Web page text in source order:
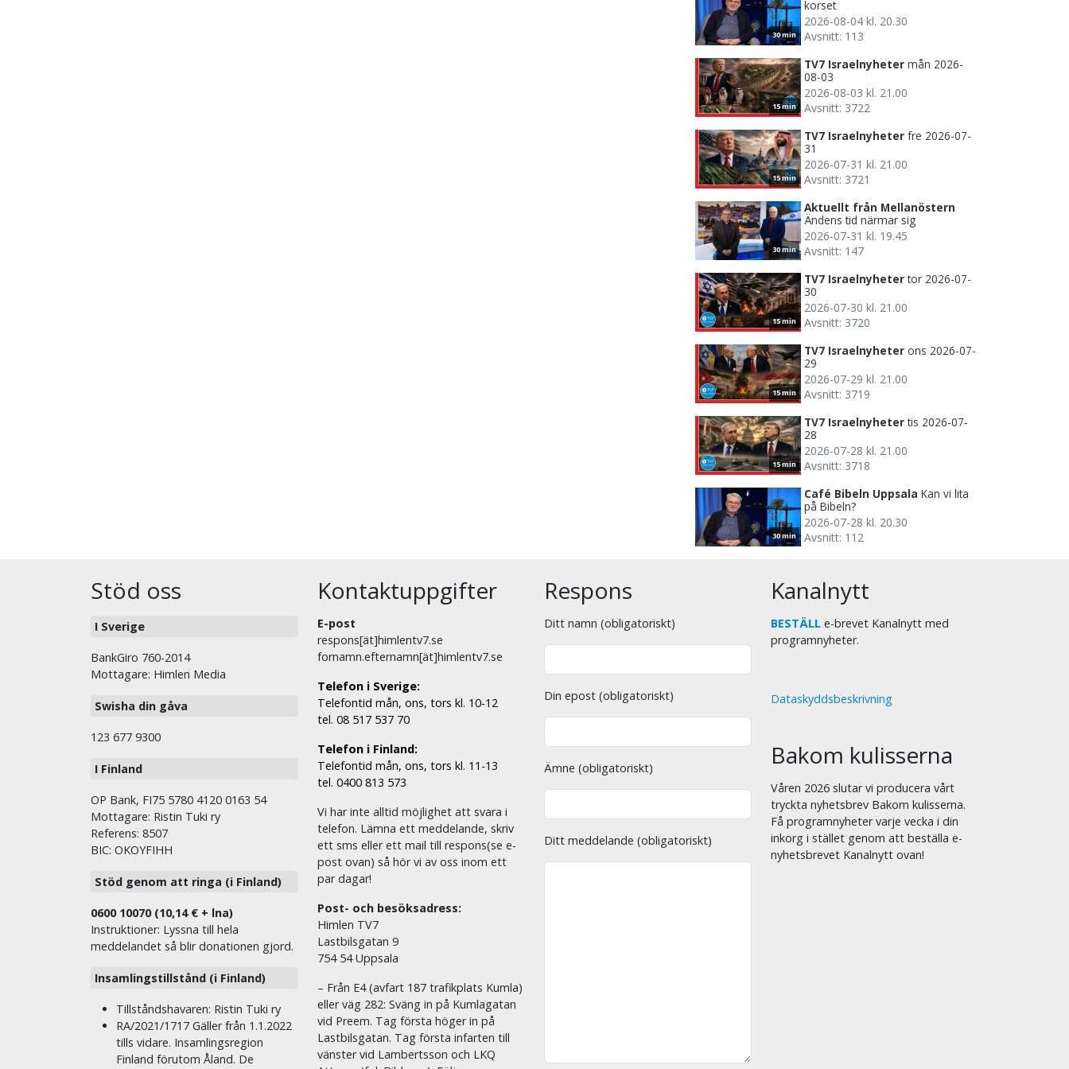
30 min
korset
2026-08-04 kl. 20.30
Avsnitt: 113
15 min
TV7 Israelnyheter mån 2026-
08-03
2026-08-03 kl. 21.00
Avsnitt: 3722
15 min
TV7 Israelnyheter fre 2026-07-
31
2026-07-31 kl. 21.00
Avsnitt: 3721
30 min
Aktuellt från Mellanöstern
Ändens tid närmar sig
2026-07-31 kl. 19.45
Avsnitt: 147
15 min
TV7 Israelnyheter tor 2026-07-
30
2026-07-30 kl. 21.00
Avsnitt: 3720
15 min
TV7 Israelnyheter ons 2026-07-
29
2026-07-29 kl. 21.00
Avsnitt: 3719
15 min
TV7 Israelnyheter tis 2026-07-
28
2026-07-28 kl. 21.00
Avsnitt: 3718
30 min
Café Bibeln Uppsala Kan vi lita
på Bibeln?
2026-07-28 kl. 20.30
Avsnitt: 112
Stöd oss
I Sverige
BankGiro 760-2014
Mottagare: Himlen Media
Swisha din gåva
123 677 9300
I Finland
OP Bank, FI75 5780 4120 0163 54
Mottagare: Ristin Tuki ry
Referens: 8507
BIC: OKOYFIHH
Stöd genom att ringa (i Finland)
0600 10070 (10,14 € + lna)
Instruktioner: Lyssna till hela
meddelandet så blir donationen gjord.
Insamlingstillstånd (i Finland)
Tillståndshavaren: Ristin Tuki ry
RA/2021/1717 Gäller från 1.1.2022
tills vidare. Insamlingsregion
Finland förutom Åland. De
Kontaktuppgifter
E-post
respons[ät]himlentv7.se
fornamn.efternamn[ät]himlentv7.se
Telefon i Sverige:
Telefontid mån, ons, tors kl. 10-12
tel. 08 517 537 70
Telefon i Finland:
Telefontid mån, ons, tors kl. 11-13
tel. 0400 813 573
Vi har inte alltid möjlighet att svara i
telefon. Lämna ett meddelande, skriv
ett sms eller ett mail till respons(se e-
post ovan) så hör vi av oss inom ett
par dagar!
Post- och besöksadress:
Himlen TV7
Lastbilsgatan 9
754 54 Uppsala
– Från E4 (avfart 187 trafikplats Kumla)
eller väg 282: Sväng in på Kumlagatan
vid Preem. Tag första höger in på
Lastbilsgatan. Tag första infarten till
vänster vid Lambertsson och LKQ
Respons
Ditt namn (obligatoriskt)
Din epost (obligatoriskt)
Ämne (obligatoriskt)
Ditt meddelande (obligatoriskt)
Kanalnytt
BESTÄLL e-brevet Kanalnytt med
programnyheter.
Dataskyddsbeskrivning
Bakom kulisserna
Våren 2026 slutar vi producera vårt
tryckta nyhetsbrev Bakom kulisserna.
Få programnyheter varje vecka i din
inkorg i stället genom att beställa e-
nyhetsbrevet Kanalnytt ovan!